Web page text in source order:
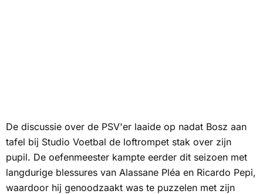
De discussie over de PSV'er laaide op nadat Bosz aan
tafel bij Studio Voetbal de loftrompet stak over zijn
pupil. De oefenmeester kampte eerder dit seizoen met
langdurige blessures van Alassane Pléa en Ricardo Pepi,
waardoor hij genoodzaakt was te puzzelen met zijn